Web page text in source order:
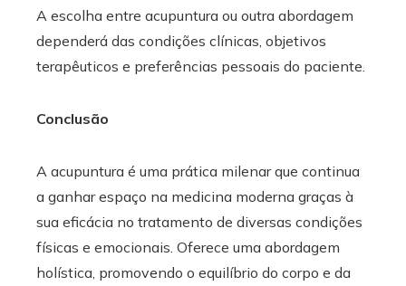
A escolha entre acupuntura ou outra abordagem
dependerá das condições clínicas, objetivos
terapêuticos e preferências pessoais do paciente.
Conclusão
A acupuntura é uma prática milenar que continua
a ganhar espaço na medicina moderna graças à
sua eficácia no tratamento de diversas condições
físicas e emocionais. Oferece uma abordagem
holística, promovendo o equilíbrio do corpo e da